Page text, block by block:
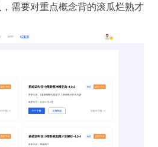
需要对重点概念背的滚瓜烂熟才